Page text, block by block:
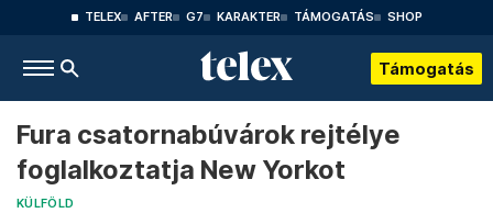
TELEX AFTER G7 KARAKTER TÁMOGATÁS SHOP
Támogatás
Fura csatornabúvárok rejtélye
foglalkoztatja New Yorkot
KÜLFÖLD